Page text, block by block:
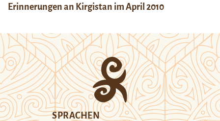
Erinnerungen an Kirgistan im April 2010
SPRACHEN